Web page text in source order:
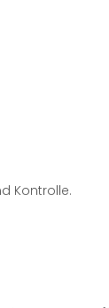
Kontrolle.